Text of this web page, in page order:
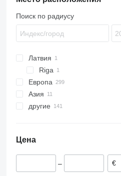
Поиск по радиусу
Латвия
Riga
Европа
Германия
Литва
Венгрия
Азия
Узбекистан
другие
Молдова
Цена
–